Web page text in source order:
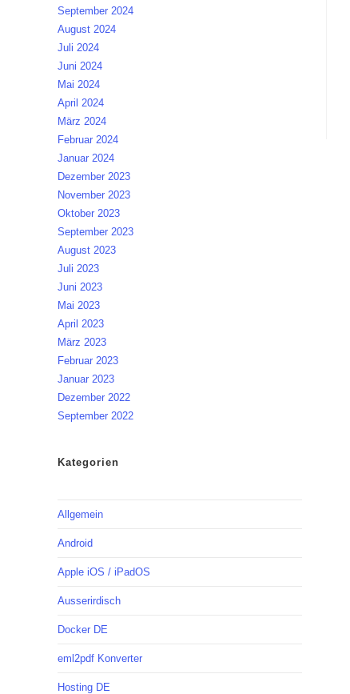
September 2024
August 2024
Juli 2024
Juni 2024
Mai 2024
April 2024
März 2024
Februar 2024
Januar 2024
Dezember 2023
November 2023
Oktober 2023
September 2023
August 2023
Juli 2023
Juni 2023
Mai 2023
April 2023
März 2023
Februar 2023
Januar 2023
Dezember 2022
September 2022
Kategorien
Allgemein
Android
Apple iOS / iPadOS
Ausserirdisch
Docker DE
eml2pdf Konverter
Hosting DE